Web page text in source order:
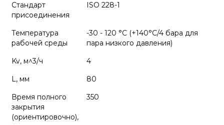
Стандарт
присоединения
ISO 228-1
Температура
рабочей среды
-30 - 120 °C (+140°C/4 бара для
пара низкого давления)
Kv, м^3/ч
4
L, мм
80
Время полного
закрытия
(ориентировочно),
350